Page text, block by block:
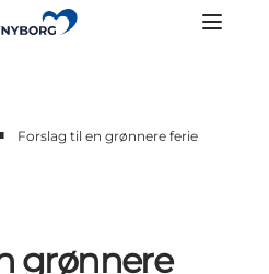
Forslag til en grønnere ferie
grønnere